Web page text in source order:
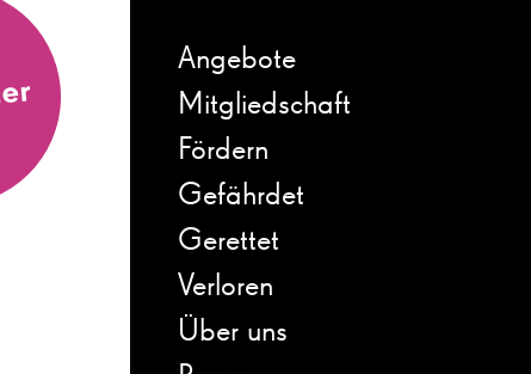
Angebote
Mitgliedschaft
Fördern
Gefährdet
Gerettet
Verloren
Über uns